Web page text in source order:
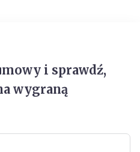
i sprawdź,
wygraną